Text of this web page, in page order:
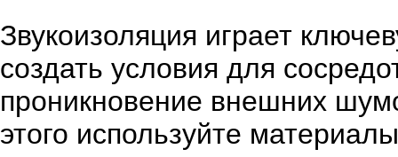
Звукоизоляция играет
создать условия для
проникновение внешних
этого используйте